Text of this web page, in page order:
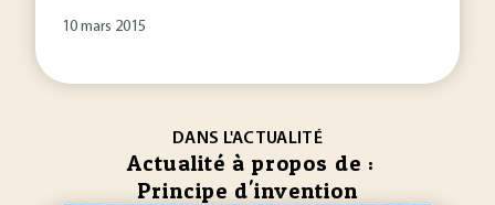
10 mars 2015
DANS L'ACTUALITÉ
Actualité à propos de :
Principe d'invention